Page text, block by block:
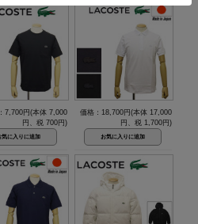
7,700円(本体 7,000
円、税 700円)
価格：18,700円(本体 17,000
円、税 1,700円)